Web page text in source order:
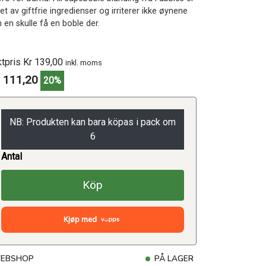
av giftfrie ingredienser og irriterer ikke øynene
en skulle få en boble der.
Kr 139,00 inkl. moms
111,20 20%
NB: Produkten kan bara köpas i pack om
6
Antal
Köp
Kjøp med
PÅ LAGER